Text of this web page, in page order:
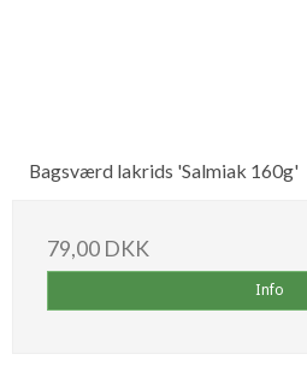
Bagsværd lakrids 'Salmiak 160g'
79,00 DKK
Info